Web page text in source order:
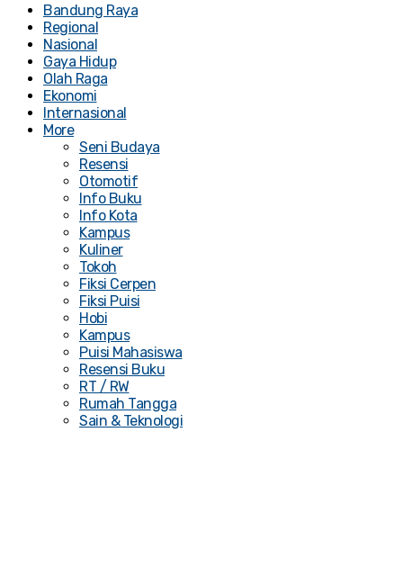
Bandung Raya
Regional
Nasional
Gaya Hidup
Olah Raga
Ekonomi
Internasional
More
Seni Budaya
Resensi
Otomotif
Info Buku
Info Kota
Kampus
Kuliner
Tokoh
Fiksi Cerpen
Fiksi Puisi
Hobi
Kampus
Puisi Mahasiswa
Resensi Buku
RT / RW
Rumah Tangga
Sain & Teknologi